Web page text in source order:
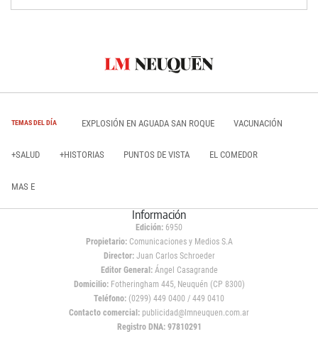
TEMAS DEL DÍA EXPLOSIÓN EN AGUADA SAN ROQUE VACUNACIÓN
+SALUD +HISTORIAS PUNTOS DE VISTA EL COMEDOR
MAS E
Información
Edición: 6950
Propietario:Comunicaciones y Medios S.A
Director: Juan Carlos Schroeder
Editor General:Ángel Casagrande
Domicilio:Fotheringham 445, Neuquén (CP 8300)
Teléfono: (0299) 449 0400 / 449 0410
Contacto comercial: publicidad@lmneuquen.com.ar
Registro DNA: 97810291